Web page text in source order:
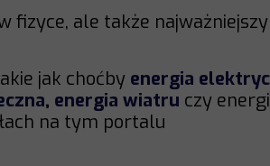
fizyce, ale także
jak choćby energia
, energia wiatru czy
na tym portalu